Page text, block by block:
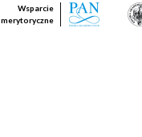
Wsparcie
merytoryczne